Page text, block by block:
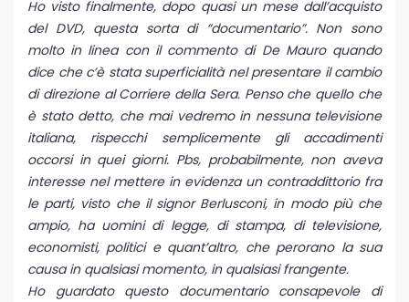
Ho visto finalmente, dopo quasi un mese dall’acquisto
del DVD, questa sorta di “documentario”. Non sono
molto in linea con il commento di De Mauro quando
dice che c’è stata superficialità nel presentare il cambio
di direzione al Corriere della Sera. Penso che quello che
è stato detto, che mai vedremo in nessuna televisione
italiana, rispecchi semplicemente gli accadimenti
occorsi in quei giorni. Pbs, probabilmente, non aveva
interesse nel mettere in evidenza un contraddittorio fra
le parti, visto che il signor Berlusconi, in modo più che
ampio, ha uomini di legge, di stampa, di televisione,
economisti, politici e quant’altro, che perorano la sua
causa in qualsiasi momento, in qualsiasi frangente.
Ho guardato questo documentario consapevole di